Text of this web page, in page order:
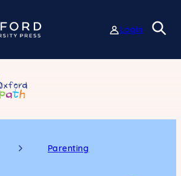
Login
Parenting